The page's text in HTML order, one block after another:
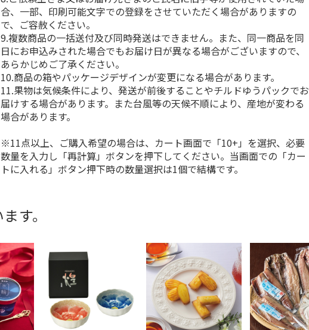
合、一部、印刷可能文字での登録をさせていただく場合がありますの
で、ご容赦ください。
9.複数商品の一括送付及び同時発送はできません。また、同一商品を同
日にお申込みされた場合でもお届け日が異なる場合がございますので、
あらかじめご了承ください。
10.商品の箱やパッケージデザインが変更になる場合があります。
11.果物は気候条件により、発送が前後することやチルドゆうパックでお
届けする場合があります。また台風等の天候不順により、産地が変わる
場合があります。
※11点以上、ご購入希望の場合は、カート画面で「10+」を選択、必要
数量を入力し「再計算」ボタンを押下してください。当画面での「カー
トに入れる」ボタン押下時の数量選択は1個で結構です。
す。